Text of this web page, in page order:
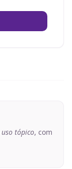
uso tópico, com